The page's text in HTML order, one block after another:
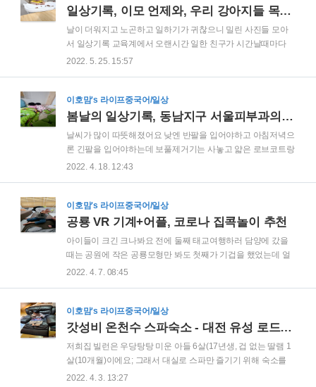
보니, 저희집은 암튼 첫째때 간소하게 한 만큼 둘째도 딱 복잡하
을 지어서 백일때쯤 인터넷검색중에 우연히 발견해서 구입해둔
연꽃송이액자, 그리고 풍선이나 사진에 가려진 가랜드등은 전
부 다이소 ㅎㅎ 한소희가 유행시킨 공주왕관이랑 귀걸이목걸이
세트도 다이소ㅋㅋㅋ 미역국에 음식을 할까하다가 역시나 첫째
일상기록, 이모 언제와, 우리 강아지들 목욕, 보은 말티재전망대, 리뉴얼라이프 까까
날이 더워지고 노곤하고 일하기가 귀찮으니 밀린 사진들 모아
서 일상기록 교육계에서 오랜시간 일한 친구가 시간날때마다
와서 호야랑 놀아도 주고 공부도 시켜주고 있어요 ♡ 이모 언제
욕도 거의 안시키다가 다시 일일히 안아다가 목욕시키고 빗질
해주고 말려주고 강아지들도 다시 집으로 들어와서 신나고 강
다는 말티재전망대 의외로 가까운 곳에 있다는걸 우연히 알게
되어서 갔는데 생각보다 정말 높고 무서워요 이번주 주말이면
돌이 되는 우리 공주, 이제 앉은 자리에서 초코과자 한봉지를 게
임끝내는 공주마마ㅋㅋㅋ
2022. 5. 25. 15:57
이호맘's 라이프중국어/일상
봄날의 일상기록, 동남지구 서울피부과의원, 아들이랑 드라이브, 몰스킨 벚꽃노트
날씨가 많이 따뜻해졌어요 낮엔 반팔을 입어야하고 아침저녁으
론 긴팔을 입어야하는데 보풀제거기는 사놓고 얇은 로브코트랑
봄니트들 정리를 못하고 있는 아이러니... MBTI에 관심이 없다
유명인들이랑 같아서 기분도 좋고 뭐 암튼 더 정확히 하려면 서
너시간동안 더 많은 문제를 풀어야한다고 하니까... 그래도 기분
구 서울피부과의원에 다녀왔어요 아마도 몇년동안 강사로 일할
때 서서 일한 결과가 아닐지... 자꾸 동남지구로 병원다닌 리뷰
를 올리고 있는데 뭔가 새로 지은 브랜드아파트에 살고 있을거
같지만 현실의 배달의민족과 인연 끊어진 시골라이프ㅎㅎ ..
2022. 4. 18. 12:43
이호맘's 라이프중국어/일상
공룡 VR 기계+어플, 코로나 집콕놀이 추천
아이들이 크긴 크나봐요 전에 둘째 태교여행하러 담양에 갔을
때는 공원에 작은 공룡모형만 봐도 첫째가 기겁을 했었는데 얼
마전에 다녀온 해남공룡박물관에서는 또 훨씬 더 잘 즐겼거든
룡VR어플을 켜줬어요ㅋㅋ 어플에 공룡VR검색하시면 다양한
어플이 떠요 우리애기는 공룡 종류를 골라서 등에 타고 다니는
키오사우루스나 티라노를 선택하면 등에 타고 다니는거같은 간
단한 VR체험이 가능하답니다 ㅎㅎ 정말 저렴하게 샀던거에요...
오래되기도 했고... 그래도 첫째한테(6살) 체험용으로 해주기엔
2022. 4. 7. 08:45
이호맘's 라이프중국어/일상
갓성비 온천수 스파숙소 - 대전 유성 로드(LOD)호텔 - 로얄 스위트
저희집 빌런은 우당탕탕 미운 아들 6살(17년생, 겁 없는 딸램 1
살(10개월)이에요; 그래서 대실로 스파만 즐기기 위해 숙소를
예약하던 1박으로 즐기기 위해 숙소를 예약하던 우선 겁 없는
2022. 4. 3. 13:27